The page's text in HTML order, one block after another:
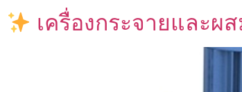
เครื่องกระจายและผ